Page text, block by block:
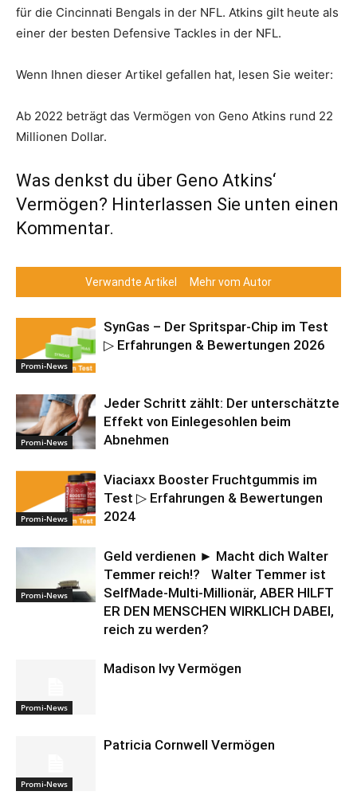
für die Cincinnati Bengals in der NFL. Atkins gilt heute als
einer der besten Defensive Tackles in der NFL.
Wenn Ihnen dieser Artikel gefallen hat, lesen Sie weiter:
Ab 2022 beträgt das Vermögen von Geno Atkins rund 22
Millionen Dollar.
Was denkst du über Geno Atkins‘
Vermögen? Hinterlassen Sie unten einen
Kommentar.
Verwandte Artikel Mehr vom Autor
Promi-News
SynGas – Der Spritspar-Chip im Test
▷ Erfahrungen & Bewertungen 2026
Promi-News
Jeder Schritt zählt: Der unterschätzte
Effekt von Einlegesohlen beim
Abnehmen
Promi-News
Viaciaxx Booster Fruchtgummis im
Test ▷ Erfahrungen & Bewertungen
2024
Promi-News
Geld verdienen ► Macht dich Walter
Temmer reich!? Walter Temmer ist
SelfMade-Multi-Millionär, ABER HILFT
ER DEN MENSCHEN WIRKLICH DABEI,
reich zu werden?
Promi-News
Madison Ivy Vermögen
Promi-News
Patricia Cornwell Vermögen